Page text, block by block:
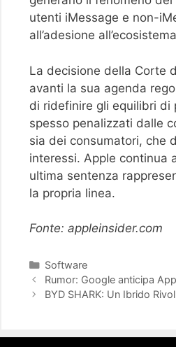
utenti iMessage e non-
all’adesione
La decisione della Corte
avanti la sua agenda
di ridefinire gli equilibri di
spesso penalizzati dalle
sia dei consumatori, che
interessi. Apple continua
ultima sentenza
la propria linea.
Fonte: appleinsider.com
Categorie
Software
Rumor: Google anticipa
BYD SHARK: Un Ibrido